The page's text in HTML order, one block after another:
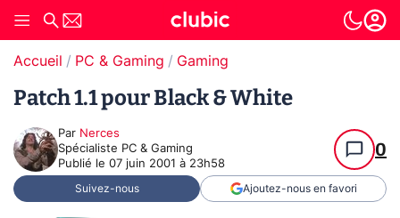
Accueil PC & Gaming Gaming
Patch 1.1 pour Black & White
Par Nerces
Spécialiste PC & Gaming
Publié le 07 juin 2001 à 23h58
0
Suivez-nous Ajoutez-nous en favori